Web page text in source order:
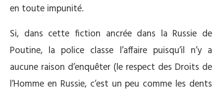
en toute impunité.
Si, dans cette fiction ancrée dans la Russie de
Poutine, la police classe l’affaire puisqu’il n’y a
aucune raison d’enquêter (le respect des Droits de
l’Homme en Russie, c’est un peu comme les dents